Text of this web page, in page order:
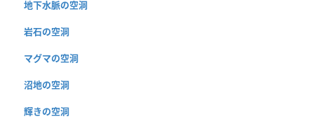
地下水脈の空洞
岩石の空洞
マグマの空洞
沼地の空洞
輝きの空洞